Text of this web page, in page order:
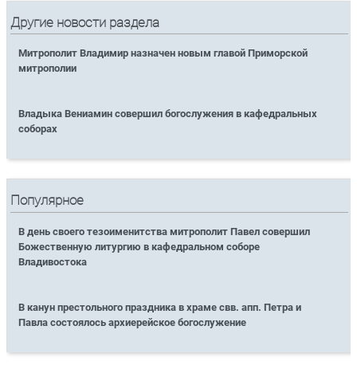
Другие новости раздела
Митрополит Владимир назначен новым главой Приморской
митрополии
Владыка Вениамин совершил богослужения в кафедральных
соборах
Популярное
В день своего тезоименитства митрополит Павел совершил
Божественную литургию в кафедральном соборе
Владивостока
В канун престольного праздника в храме свв. апп. Петра и
Павла состоялось архиерейское богослужение